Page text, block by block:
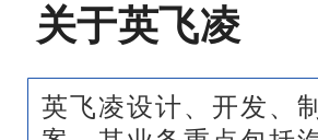
关于英飞凌
英飞凌设计、开发、